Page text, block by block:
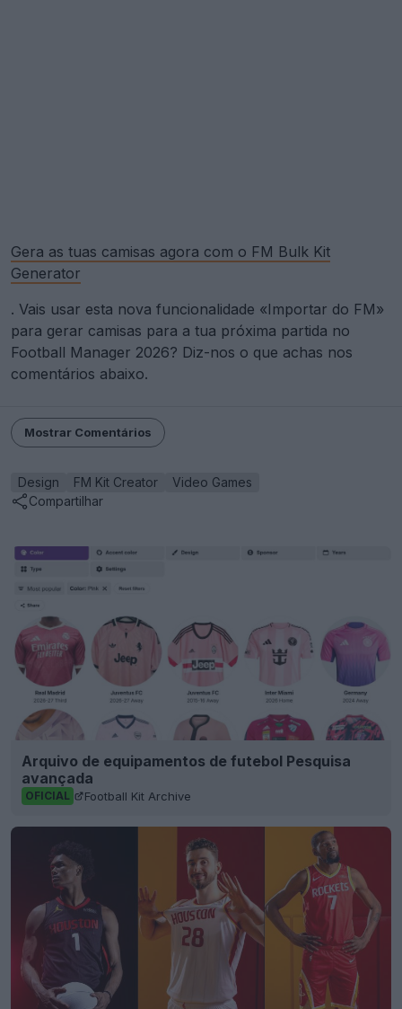
Gera as tuas camisas agora com o FM Bulk Kit
Generator
. Vais usar esta nova funcionalidade «Importar do FM»
para gerar camisas para a tua próxima partida no
Football Manager 2026? Diz-nos o que achas nos
comentários abaixo.
Mostrar Comentários
Design FM Kit Creator
Video Games
Compartilhar
Arquivo de equipamentos de futebol Pesquisa
avançada
OFICIAL Football Kit Archive